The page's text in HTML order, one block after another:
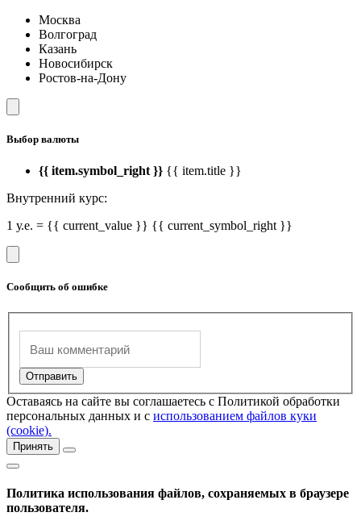
Москва
Волгоград
Казань
Новосибирск
Ростов-на-Дону
Выбор валюты
{{ item.symbol_right }} {{ item.title }}
Внутренний курс:
1 у.е. = {{ current_value }} {{ current_symbol_right }}
Сообщить об ошибке
Оставаясь на сайте вы соглашаетесь с Политикой обработки
персональных данных и с использованием файлов куки
(cookie).
Принять
Политика использования файлов, сохраняемых в браузере
пользователя.